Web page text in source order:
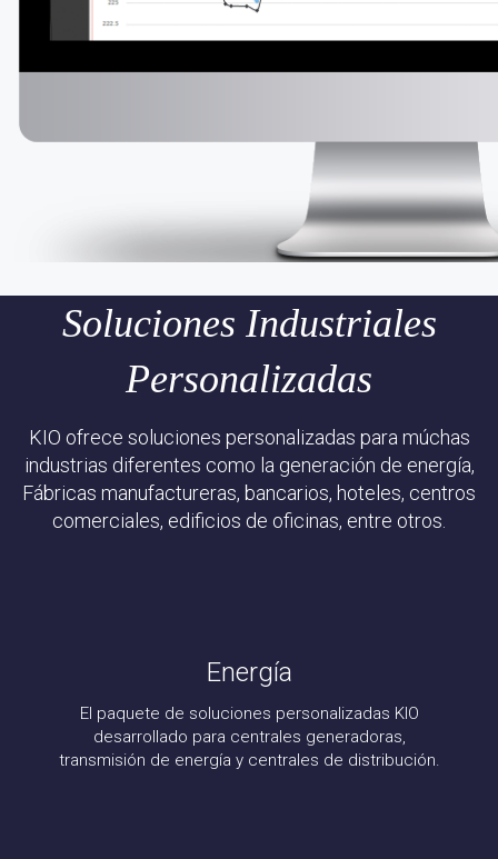
Soluciones Industriales
Personalizadas
KIO ofrece soluciones personalizadas para múchas
industrias diferentes como la generación de energía,
Fábricas manufactureras, bancarios, hoteles, centros
comerciales, edificios de oficinas, entre otros.
Energía
El paquete de soluciones personalizadas KIO
desarrollado para centrales generadoras,
transmisión de energía y centrales de distribución.